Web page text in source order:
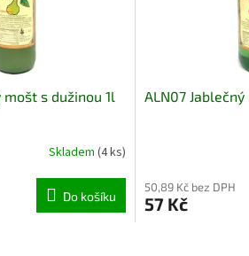
s dužinou 1l
Skladem (4 ks)
Do košíku
ALN07 Jablečný
50,89 Kč bez DPH
57 Kč